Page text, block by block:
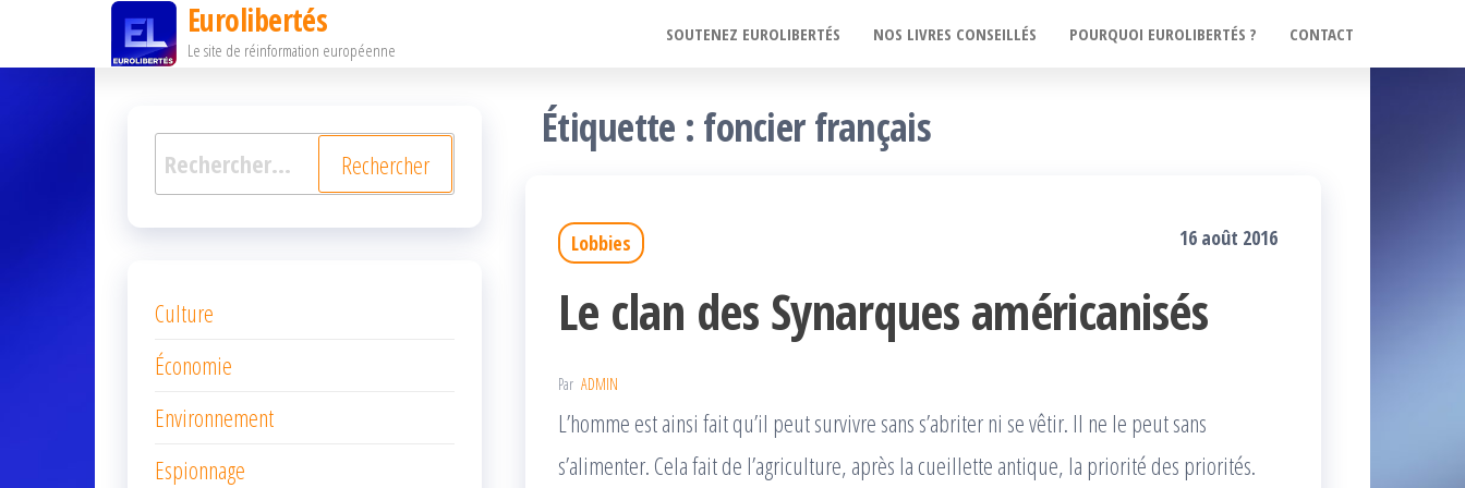
ce
Eurolibertés
Le site de réinformation européenne
SOUTENEZ EUROLIBERTÉS NOS LIVRES CONSEILLÉS POURQUOI EUROLIBERTÉS ? CONTACT
Étiquette : foncier français
Lobbies 16 août 2016
Le clan des Synarques américanisés
Par ADMIN
L’homme est ainsi fait qu’il peut survivre sans s’abriter ni se vêtir. Il ne le peut sans
s’alimenter. Cela fait de l’agriculture, après la cueillette antique, la priorité des priorités.
Rechercher :
Culture
Économie
Environnement
Espionnage